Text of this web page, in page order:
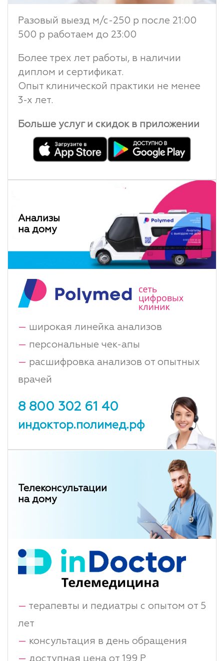
Разовый выезд м/с-250 р после 21:00
500 р работаем до 23:00
Более трех лет работы, в наличии
диплом и сертификат.
Опыт клинической практики не менее
3-х лет.
Больше услуг и скидок в приложении
Анализы
на дому
— широкая линейка анализов
— персональные чек-апы
— расшифровка анализов от опытных
врачей
8 800 302 61 40
индоктор.полимед.рф
Телеконсультации
на дому
— терапевты и педиатры с опытом от 5
лет
— консультация в день обращения
— доступная цена от 199 Р